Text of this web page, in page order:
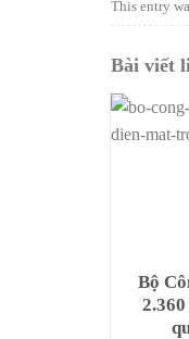
This entry
Bài viết
Bộ